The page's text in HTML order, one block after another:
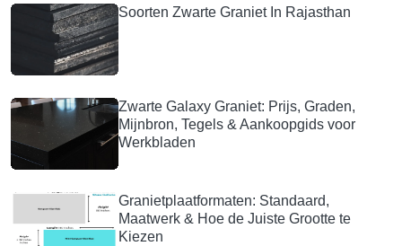
Soorten Zwarte Graniet In Rajasthan
Zwarte Galaxy Graniet: Prijs, Graden,
Mijnbron, Tegels & Aankoopgids voor
Werkbladen
Granietplaatformaten: Standaard,
Maatwerk & Hoe de Juiste Grootte te
Kiezen